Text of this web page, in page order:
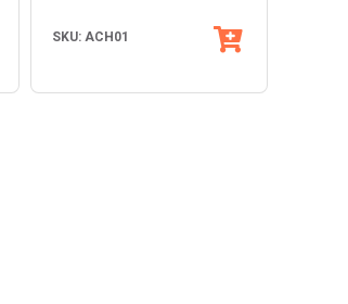
Japón. Lámina de máxima
protector UV sobre 95%.
SKU: ACH01